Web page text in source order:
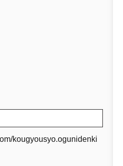
kougyousyo.ogunidenki